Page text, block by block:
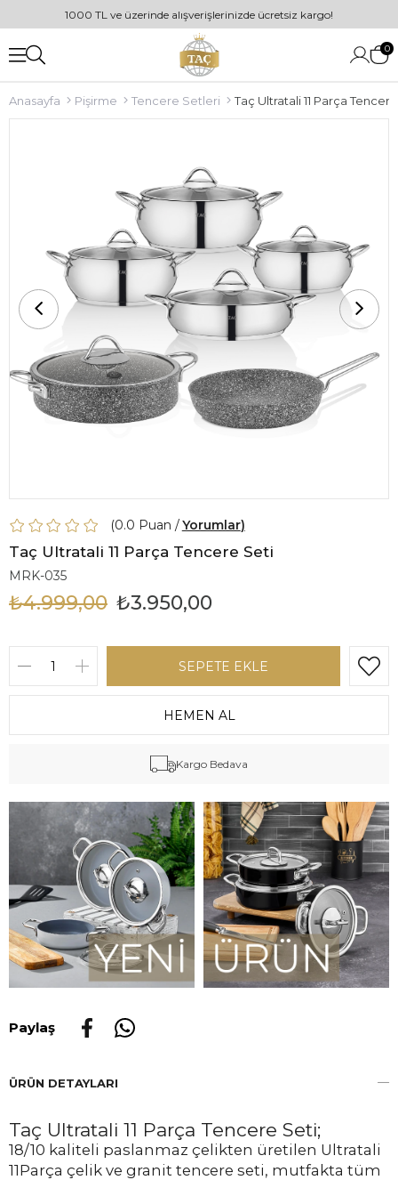
1000 TL ve üzerinde alışverişlerinizde ücretsiz kargo!
0
Anasayfa Pişirme Tencere Setleri Taç Ultratali 11 Parça
0.0 Yorumlar
Taç Ultratali 11 Parça Tencere Seti
MRK-035
₺4.999,00 ₺3.950,00
Kargo Bedava
Paylaş
ÜRÜN DETAYLARI
Taç Ultratali 11 Parça Tencere Seti;
18/10 kaliteli paslanmaz çelikten üretilen Ultratali
11Parça çelik ve granit tencere seti, mutfakta tüm